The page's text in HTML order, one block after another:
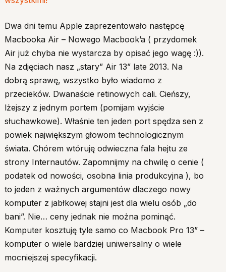
Dwa dni temu Apple zaprezentowało następcę
Macbooka Air – Nowego Macbook’a ( przydomek
Air już chyba nie wystarcza by opisać jego wagę :)).
Na zdjęciach nasz „stary” Air 13” late 2013. Na
dobrą sprawę, wszystko było wiadomo z
przecieków. Dwanaście retinowych cali. Cieńszy,
lżejszy z jednym portem (pomijam wyjście
słuchawkowe). Właśnie ten jeden port spędza sen z
powiek największym głowom technologicznym
świata. Chórem wtóruję odwieczna fala hejtu ze
strony Internautów. Zapomnijmy na chwilę o cenie (
podatek od nowości, osobna linia produkcyjna ), bo
to jeden z ważnych argumentów dlaczego nowy
komputer z jabłkowej stajni jest dla wielu osób „do
bani”. Nie… ceny jednak nie można pominąć.
Komputer kosztuję tyle samo co Macbook Pro 13” –
komputer o wiele bardziej uniwersalny o wiele
mocniejszej specyfikacji.